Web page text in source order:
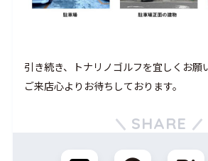
引き続き、トナリノゴルフを宜しくお願
ご来店心よりお待ちしております。
SHARE